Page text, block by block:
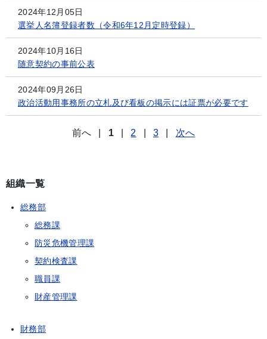
2024年12月05日
選挙人名簿登録者数（令和6年12月定時登録）
2024年10月16日
随意契約の事前公表
2024年09月26日
政治活動用事務所の立札及び看板の掲示には証票が必要です
前へ 1 2 3 次へ
組織一覧
総務部
総務課
防災危機管理課
契約検査課
職員課
財産管理課
財務部